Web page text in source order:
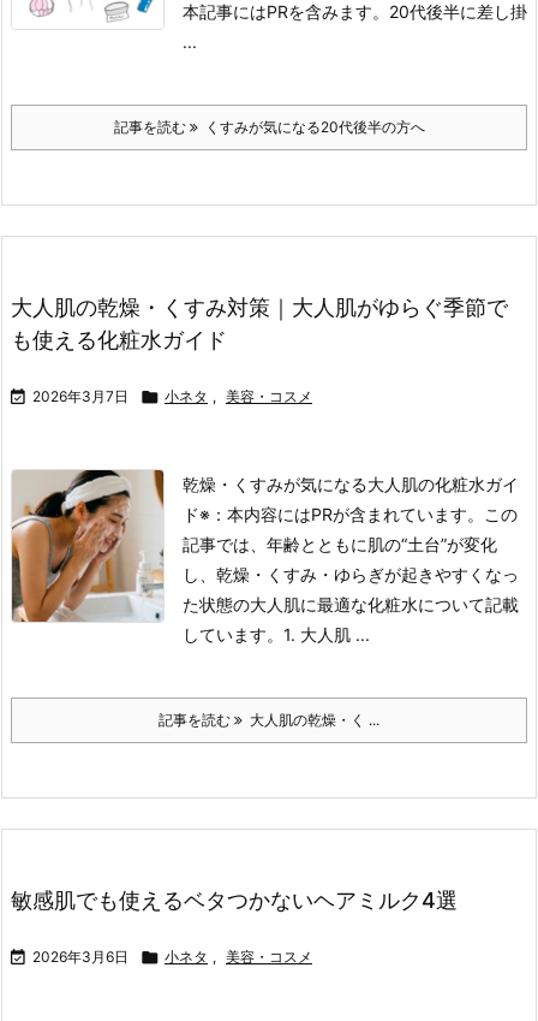
本記事にはPRを含みます。 20代後半に差し掛
...
記事を読む くすみが気になる20代後半の方へ
大人肌の乾燥・くすみ対策｜大人肌がゆらぐ季節で
も使える化粧水ガイド
 2026年3月7日  小ネタ , 美容・コスメ
乾燥・くすみが気になる大人肌の化粧水ガイ
ド※：本内容にはPRが含まれています。この
記事では、年齢とともに肌の“土台”が変化
し、乾燥・くすみ・ゆらぎが起きやすくなっ
た状態の大人肌に最適な化粧水について記載
しています。 1. 大人肌 ...
記事を読む 大人肌の乾燥・く ...
敏感肌でも使えるベタつかないヘアミルク4選
 2026年3月6日  小ネタ , 美容・コスメ